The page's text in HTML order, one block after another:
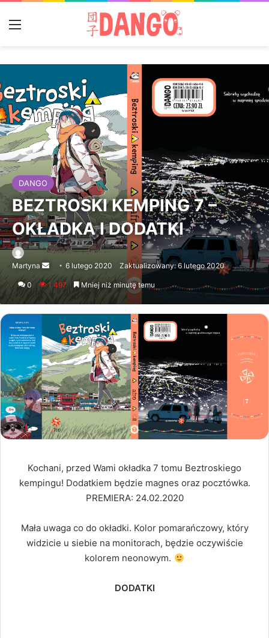
DANGO
BEZTROSKI KEMPING 7 –
OKŁADKA I DODATKI
Martyna
Send
an
6 lutego 2020 Zaktualizowany: 6 lutego 2020
0 1 497 Mniej niż minutę temu
Kochani, przed Wami okładka 7 tomu Beztroskiego
kempingu! Dodatkiem będzie magnes oraz pocztówka.
PREMIERA: 24.02.2020
Mała uwaga co do okładki. Kolor pomarańczowy, który
widzicie u siebie na monitorach, będzie oczywiście
kolorem neonowym.
DODATKI